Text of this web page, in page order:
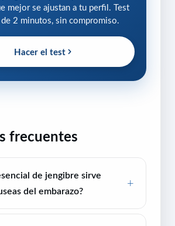
mejor se ajustan a tu perfil. Test
2 minutos, sin compromiso.
Hacer el test
frecuentes
de jengibre sirve
del embarazo?